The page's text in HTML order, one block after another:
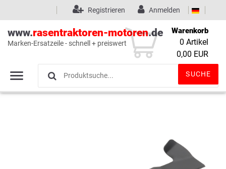
Wunschliste (0)
Anmelden
Registrieren
www.rasentraktoren-motoren.de
Marken-Ersatzeile - schnell + preiswert
SUCHE
Warenkorb
0 Artikel
0,00 EUR